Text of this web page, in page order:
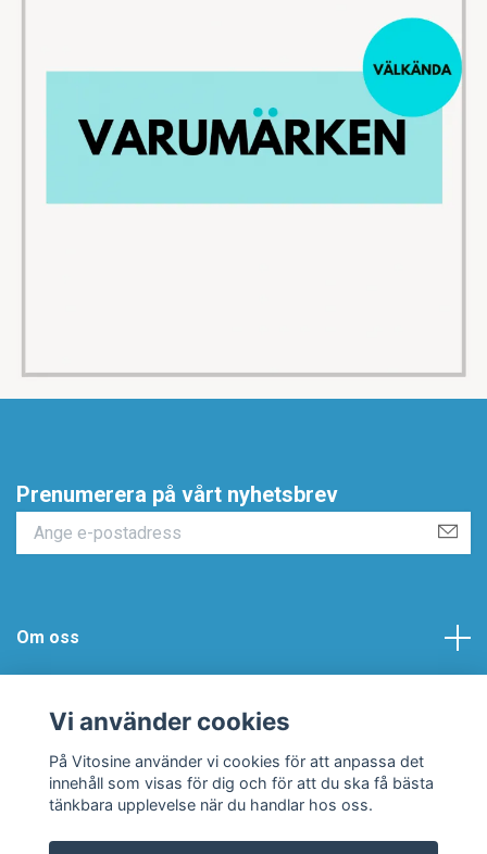
Prenumerera på vårt nyhetsbrev
Om oss
Hjälp & Support
Vi använder cookies
På Vitosine använder vi cookies för att anpassa det
innehåll som visas för dig och för att du ska få bästa
tänkbara upplevelse när du handlar hos oss.